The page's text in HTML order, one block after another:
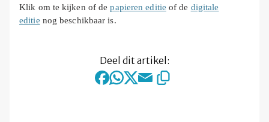
Klik om te kijken of depapieren editie of de digitale
editie nog beschikbaar is.
Deel dit artikel: